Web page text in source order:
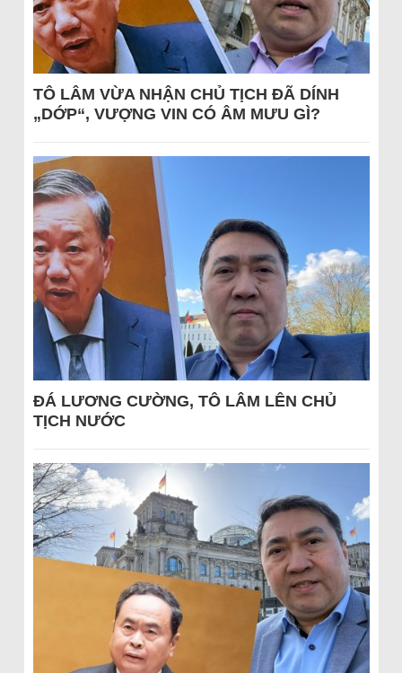
TÔ LÂM VỪA NHẬN CHỦ TỊCH ĐÃ DÍNH
„DỚP“, VƯỢNG VIN CÓ ÂM MƯU GÌ?
ĐÁ LƯƠNG CƯỜNG, TÔ LÂM LÊN CHỦ
TỊCH NƯỚC